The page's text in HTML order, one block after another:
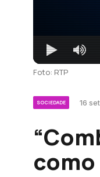
Foto: RTP
SOCIEDADE 16